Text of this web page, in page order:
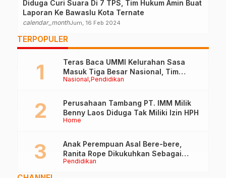
Diduga Curi Suara Di 7 TPS, Tim Hukum Amin Buat
Laporan Ke Bawaslu Kota Ternate
calendar_monthJum, 16 Feb 2024
TERPOPULER
Nasional Pendidikan
Teras Baca UMMI Kelurahan Sasa
Masuk Tiga Besar Nasional, Tim
Penilai Lakukan Visitasi di Ternate
Home
Perusahaan Tambang PT. IMM Milik
Benny Laos Diduga Tak Miliki Izin HPH
Pendidikan
Anak Perempuan Asal Bere-bere,
Ranita Rope Dikukuhkan Sebagai
Guru Besar dan Rektor Ummu